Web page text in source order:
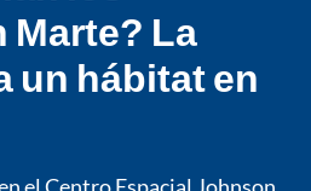
Marte? La
un hábitat en
el Centro Espacial Johnson